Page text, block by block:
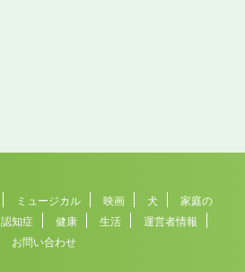
ミュージカル 映画 犬
家庭の
認知症 健康 生活
運営者情報
お問い合わせ